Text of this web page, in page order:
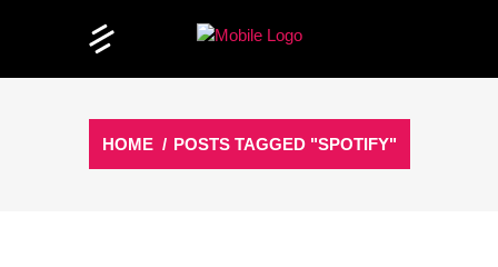
HOME / POSTS TAGGED "SPOTIFY"